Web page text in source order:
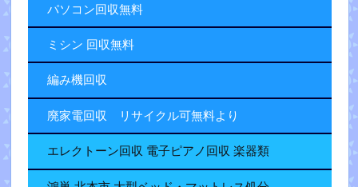
パソコン回収無料
ミシン 回収無料
編み機回収
廃家電回収 リサイクル可無料より
エレクトーン回収 電子ピアノ回収 楽器類